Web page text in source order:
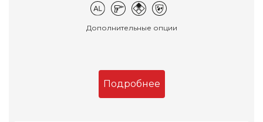
Дополнительные опции
Подробнее